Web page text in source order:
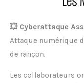
💥 Cyberattaque
Attaque numérique
de rançon.
Les collaborateurs